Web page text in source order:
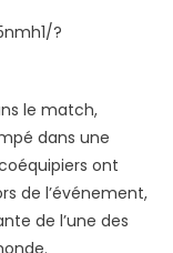
?
le match,
dans une
ont
de l’événement,
de l’une des